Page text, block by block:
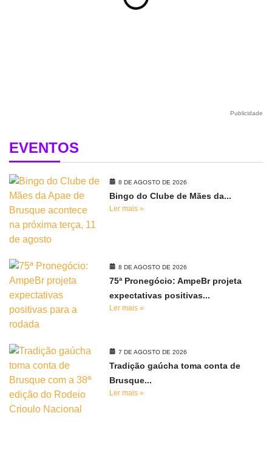
Publicidade
EVENTOS
8 DE AGOSTO DE 2026
Bingo do Clube de Mães da...
Ler mais »
8 DE AGOSTO DE 2026
75ª Pronegócio: AmpeBr projeta
expectativas positivas...
Ler mais »
7 DE AGOSTO DE 2026
Tradição gaúcha toma conta de
Brusque...
Ler mais »